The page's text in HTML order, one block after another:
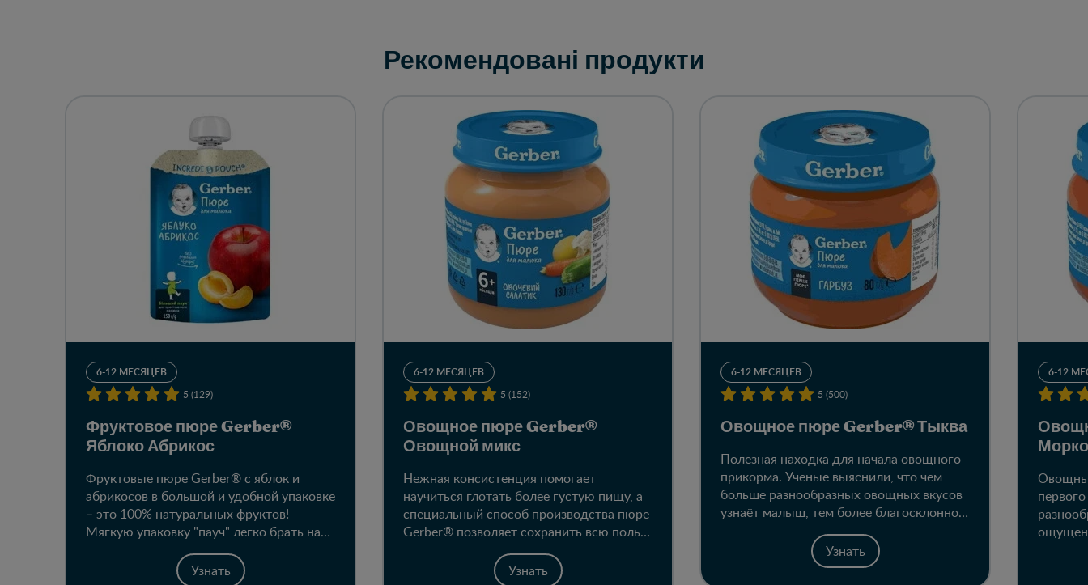
Рекомендовані продукти
6-12 МЕСЯЦЕВ
5 (129)
Фруктовое пюре Gerber®
Яблоко Абрикос
Фруктовые пюре Gerber® с яблок и
абрикосов в большой и удобной упаковке
– это 100% натуральных фруктов!
Мягкую упаковку "пауч" легко брать на
прогулку, в путешествие или в гости. К
тому же, она способствует развитию
Узнать
6-12 МЕСЯЦЕВ
5 (152)
Овощное пюре Gerber®
Овощной микс
Нежная консистенция помогает
научиться глотать более густую пищу, а
специальный способ производства пюре
Gerber® позволяет сохранить всю пользу
натуральных овощей в каждой баночке.
Узнать
6-12 МЕСЯЦЕВ
5 (500)
Овощное пюре Gerber® Тыква
Полезная находка для начала овощного
прикорма. Ученые выяснили, что чем
больше разнообразных овощных вкусов
узнаёт малыш, тем более благосклонно
принимает новые. Тыквенное пюре
обладает шелковистой консистенцией и
особым натуральным вкусом. Этот яркий
Узнать
6-12